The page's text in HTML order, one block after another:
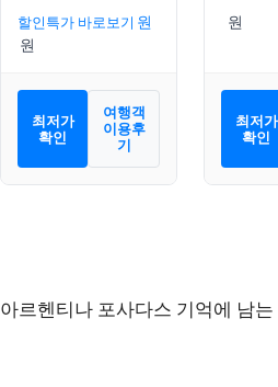
할인특가 바로보기
최저가
확인
여행객
이용후
기
최저가
확인
아르헨티나 포사다스 기억에 남